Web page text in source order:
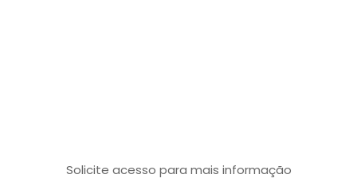
Solicite acesso para mais informação